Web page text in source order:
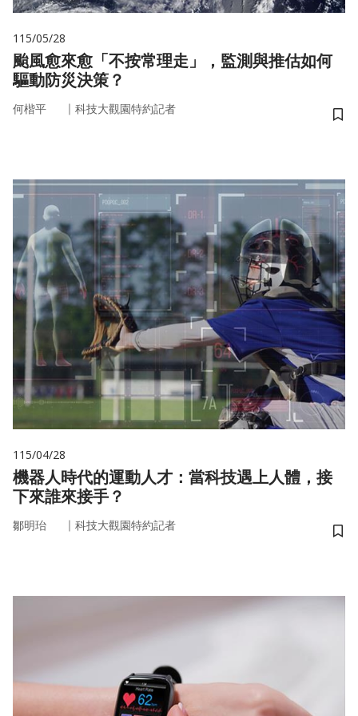
115/05/28
颱風愈來愈「不按常理走」，監測與推估如何
驅動防災決策？
何楷平 ｜ 科技大觀園特約記者
儲
115/04/28
機器人時代的運動人才：當科技遇上人體，接
下來誰來接手？
鄒明珆 ｜ 科技大觀園特約記者
儲